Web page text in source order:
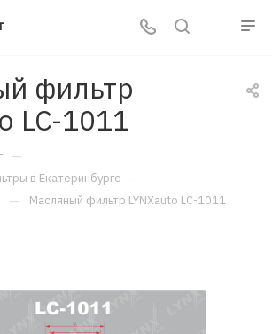
фильтр
LC-1011
—
в Екатеринбурге —
— Масляный фильтр LYNXauto LC-1011